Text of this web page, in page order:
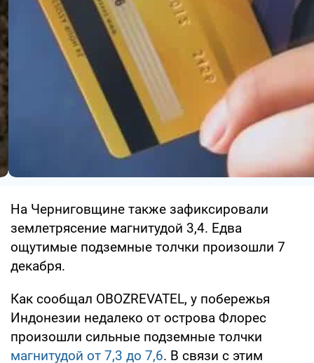
На Черниговщине также зафиксировали
землетрясение магнитудой 3,4. Едва
ощутимые подземные толчки произошли 7
декабря.
Как сообщал OBOZREVATEL, у побережья
Индонезии недалеко от острова Флорес
произошли сильные подземные толчки
магнитудой от 7,3 до 7,6. В связи с этим